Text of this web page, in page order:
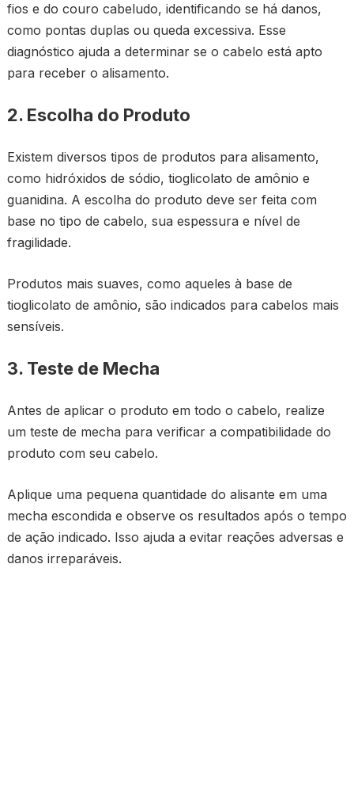
fios e do couro cabeludo, identificando se há danos,
como pontas duplas ou queda excessiva. Esse
diagnóstico ajuda a determinar se o cabelo está apto
para receber o alisamento.
2. Escolha do Produto
Existem diversos tipos de produtos para alisamento,
como hidróxidos de sódio, tioglicolato de amônio e
guanidina. A escolha do produto deve ser feita com
base no tipo de cabelo, sua espessura e nível de
fragilidade.
Produtos mais suaves, como aqueles à base de
tioglicolato de amônio, são indicados para cabelos mais
sensíveis.
3. Teste de Mecha
Antes de aplicar o produto em todo o cabelo, realize
um teste de mecha para verificar a compatibilidade do
produto com seu cabelo.
Aplique uma pequena quantidade do alisante em uma
mecha escondida e observe os resultados após o tempo
de ação indicado. Isso ajuda a evitar reações adversas e
danos irreparáveis.